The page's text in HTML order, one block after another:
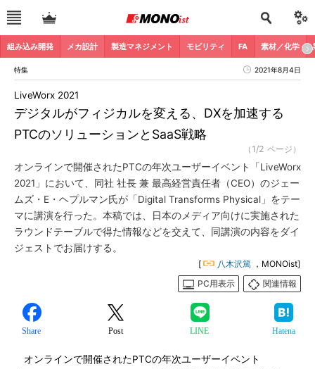
組み込み開発 メカ設計 製造マネジメント モビリティ FA 素材／化学
特集 2021年8月4日
デジタルがフィジカルを変える、DXを加速する
PTCのソリューションとSaaS戦略
LiveWorx 2021
（1/2 ページ）
オンラインで開催されたPTCの年次ユーザーイベント「LiveWorx
2021」において、同社 社長 兼 最高経営責任者（CEO）のジェー
ムズ・E・ヘプルマン氏が「Digital Transforms Physical」をテー
マに講演を行った。本稿では、日本のメディア向けに実施された
ラウンドテーブルで得た情報などを交えて、同講演の内容をダイ
ジェストでお届けする。
[ 八木沢篤 ，MONOist]
PC用表示
関連情報
Share Post LINE Hatena
オンラインで開催されたPTCの年次ユーザーイベント